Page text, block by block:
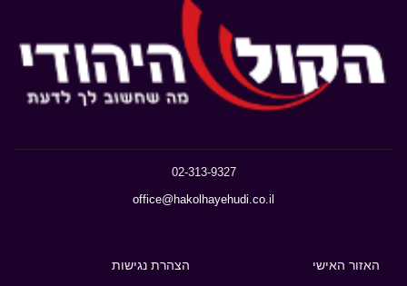
02-313-9327
office@hakolhayehudi.co.il
האזור האישי הצהרת נגישות